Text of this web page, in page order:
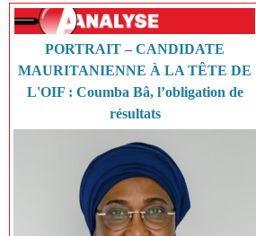
PORTRAIT – CANDIDATE
MAURITANIENNE À LA TÊTE DE
L'OIF : Coumba Bâ, l’obligation de
résultats